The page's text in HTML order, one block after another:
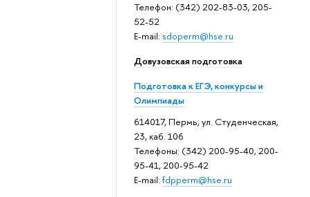
Телефон: (342) 202-83-03, 205-
52-52
E-mail: sdoperm@hse.ru
Довузовская подготовка
Подготовка к ЕГЭ, конкурсы и
Олимпиады
614017, Пермь, ул. Студенческая,
23, каб. 106
Телефоны: (342) 200-95-40, 200-
95-41, 200-95-42
E-mail: fdpperm@hse.ru